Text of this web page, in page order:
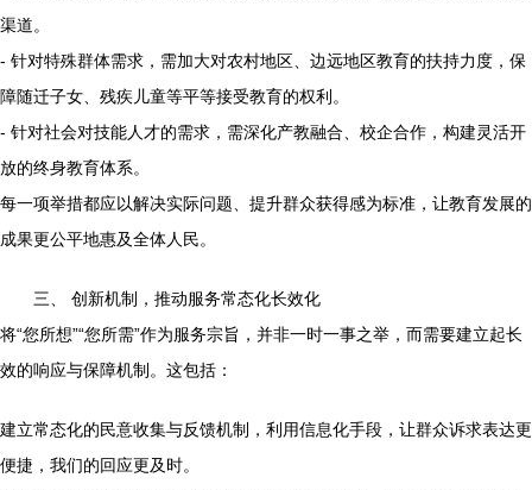
渠道。
- 针对特殊群体需求，需加大对农村地区、边远地区教育的扶持力度，保
障随迁子女、残疾儿童等平等接受教育的权利。
- 针对社会对技能人才的需求，需深化产教融合、校企合作，构建灵活开
放的终身教育体系。
每一项举措都应以解决实际问题、提升群众获得感为标准，让教育发展的
成果更公平地惠及全体人民。
三、 创新机制，推动服务常态化长效化
将“您所想”“您所需”作为服务宗旨，并非一时一事之举，而需要建立起长
效的响应与保障机制。这包括：
建立常态化的民意收集与反馈机制，利用信息化手段，让群众诉求表达更
便捷，我们的回应更及时。